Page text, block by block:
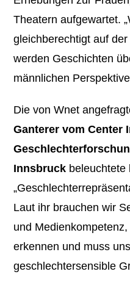
Theatern aufgewartet.
gleichberechtigt auf
werden Geschichten
männlichen
Die von Wnet
Ganterer vom Center
Innsbruck beleuchtete
Laut ihr brauchen wir
und
erkennen und muss
geschlechtersensible